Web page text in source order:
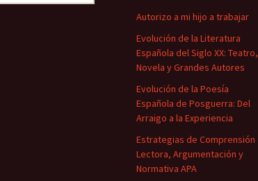
Autorizo a mi hijo a trabajar
Evolución de la Literatura
Española del Siglo XX: Teatro,
Novela y Grandes Autores
Evolución de la Poesía
Española de Posguerra: Del
Arraigo a la Experiencia
Estrategias de Comprensión
Lectora, Argumentación y
Normativa APA